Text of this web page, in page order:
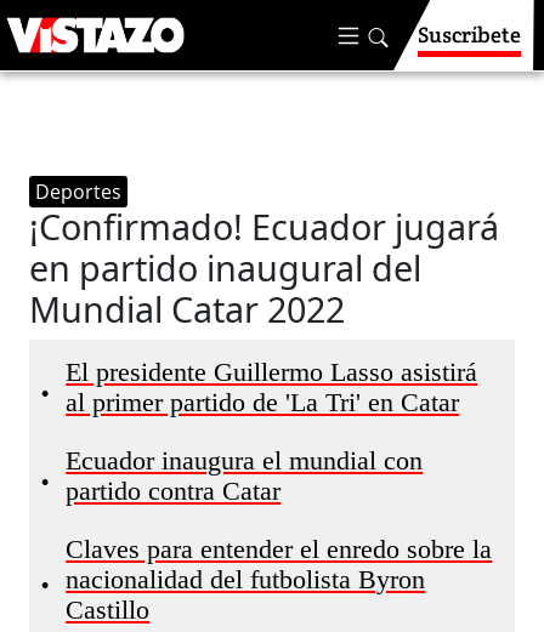
Suscríbete
Deportes
¡Confirmado! Ecuador jugará
en partido inaugural del
Mundial Catar 2022
•
El presidente Guillermo Lasso asistirá
al primer partido de 'La Tri' en Catar
•
Ecuador inaugura el mundial con
partido contra Catar
•
Claves para entender el enredo sobre la
nacionalidad del futbolista Byron
Castillo